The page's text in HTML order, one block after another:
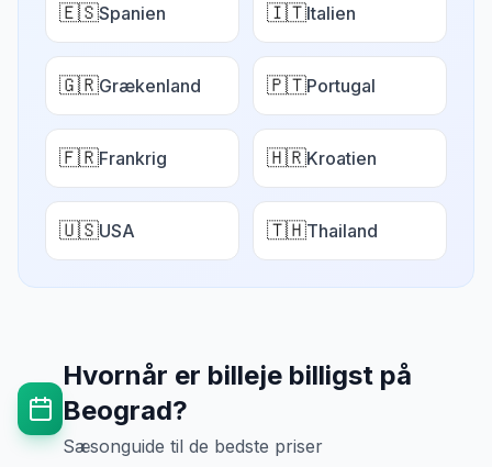
🇪🇸Spanien 🇮🇹Italien
🇬🇷Grækenland 🇵🇹Portugal
🇫🇷Frankrig 🇭🇷Kroatien
🇺🇸USA 🇹🇭Thailand
Hvornår er billeje billigst på
Beograd?
Sæsonguide til de bedste priser